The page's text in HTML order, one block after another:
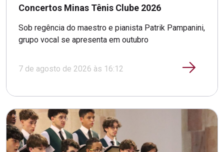
Concertos Minas Tênis Clube 2026
Sob regência do maestro e pianista Patrik Pampanini,
grupo vocal se apresenta em outubro
7 de agosto de 2026 às 16:12